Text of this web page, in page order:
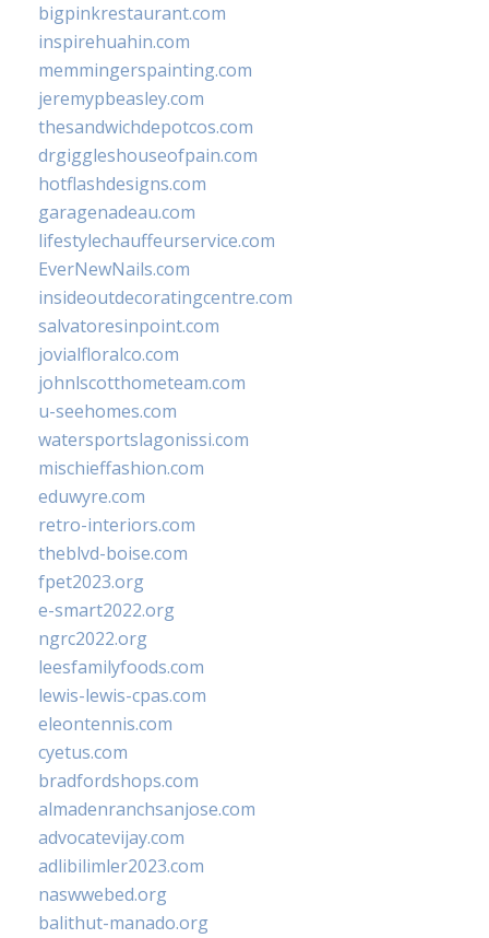
bigpinkrestaurant.com
inspirehuahin.com
memmingerspainting.com
jeremypbeasley.com
thesandwichdepotcos.com
drgiggleshouseofpain.com
hotflashdesigns.com
garagenadeau.com
lifestylechauffeurservice.com
EverNewNails.com
insideoutdecoratingcentre.com
salvatoresinpoint.com
jovialfloralco.com
johnlscotthometeam.com
u-seehomes.com
watersportslagonissi.com
mischieffashion.com
eduwyre.com
retro-interiors.com
theblvd-boise.com
fpet2023.org
e-smart2022.org
ngrc2022.org
leesfamilyfoods.com
lewis-lewis-cpas.com
eleontennis.com
cyetus.com
bradfordshops.com
almadenranchsanjose.com
advocatevijay.com
adlibilimler2023.com
naswwebed.org
balithut-manado.org